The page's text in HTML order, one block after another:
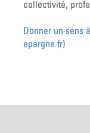
collectivité,
Donner un sens
epargne.fr)